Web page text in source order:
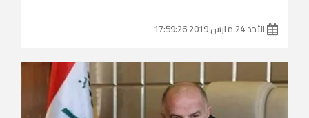
الأحد 24 مارس 2019 17:59:26